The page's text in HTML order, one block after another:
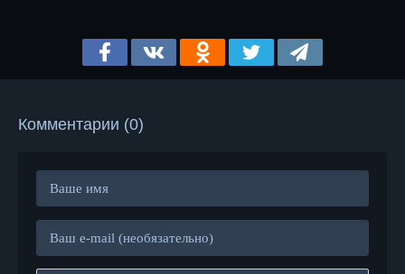
Комментарии (0)